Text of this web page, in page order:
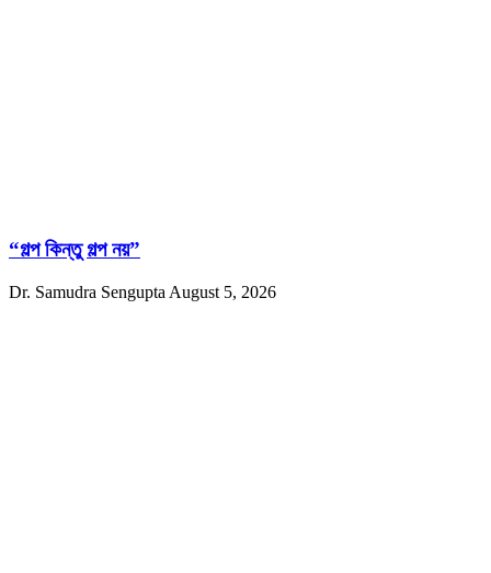
“গল্প কিন্তু গল্প নয়”
Dr. Samudra Sengupta August 5, 2026